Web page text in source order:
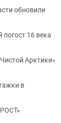
обновили
16 века
Арктики»
в